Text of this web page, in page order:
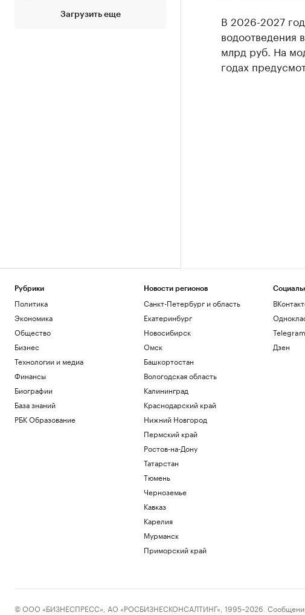
Загрузить еще
В 2026-2027
водоотведения
млрд руб. На
годах
Рубрики
Политика
Экономика
Общество
Бизнес
Технологии и медиа
Финансы
Биографии
База знаний
РБК Образование
Новости регионов
Санкт-Петербург и область
Екатеринбург
Новосибирск
Омск
Башкортостан
Вологодская область
Калининград
Краснодарский край
Нижний Новгород
Пермский край
Ростов-на-Дону
Татарстан
Тюмень
Черноземье
Кавказ
Карелия
Мурманск
Приморский край
Telegram
Дзен
© ООО «БИЗНЕСПРЕСС», АО «РОСБИЗНЕСКОНСАЛТИНГ», 1995–2026. Сообщения и